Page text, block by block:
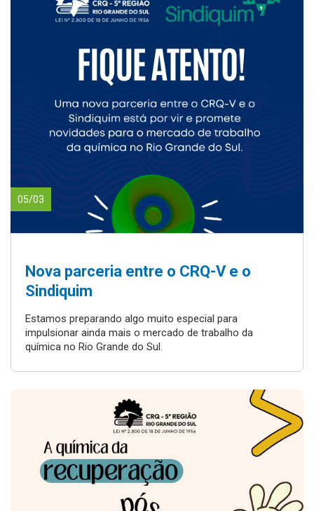
05/03
Nova parceria entre o CRQ-V e o
Sindiquim
Estamos preparando algo muito especial para
impulsionar ainda mais o mercado de trabalho da
química no Rio Grande do Sul.